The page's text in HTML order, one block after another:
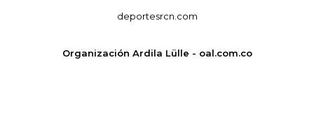
deportesrcn.com
Organización Ardila Lülle - oal.com.co